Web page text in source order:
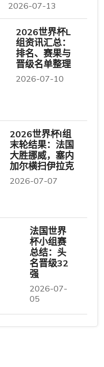
2026-07-13
2026世界杯L
组资讯汇总：
排名、赛果与
晋级名单整理
2026-07-10
2026世界杯I组
末轮结果：法国
大胜挪威，塞内
加尔横扫伊拉克
2026-07-07
法国世界
杯小组赛
总结：头
名晋级32
强
2026-07-
05